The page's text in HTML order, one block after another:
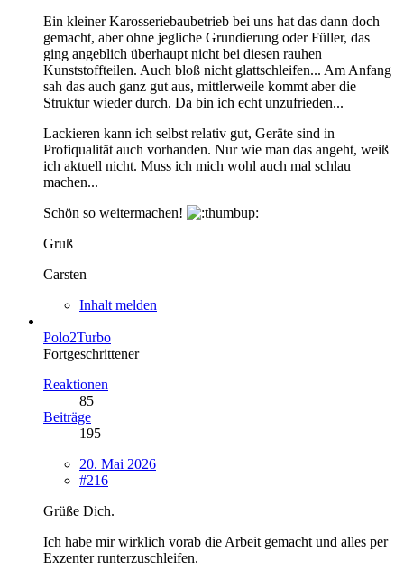
Ein kleiner Karosseriebaubetrieb bei uns hat das dann doch
gemacht, aber ohne jegliche Grundierung oder Füller, das
ging angeblich überhaupt nicht bei diesen rauhen
Kunststoffteilen. Auch bloß nicht glattschleifen... Am Anfang
sah das auch ganz gut aus, mittlerweile kommt aber die
Struktur wieder durch. Da bin ich echt unzufrieden...
Lackieren kann ich selbst relativ gut, Geräte sind in
Profiqualität auch vorhanden. Nur wie man das angeht, weiß
ich aktuell nicht. Muss ich mich wohl auch mal schlau
machen...
Schön so weitermachen!
Gruß
Carsten
Inhalt melden
Polo2Turbo
Fortgeschrittener
Reaktionen
85
Beiträge
195
20. Mai 2026
#216
Grüße Dich.
Ich habe mir wirklich vorab die Arbeit gemacht und alles per
Exzenter runterzuschleifen.